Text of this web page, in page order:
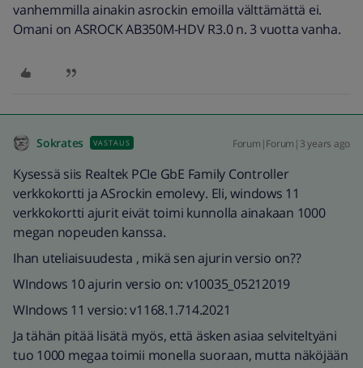
vanhemmilla ainakin asrockin emoilla välttämättä ei.
Omani on ASROCK AB350M-HDV R3.0 n. 3 vuotta vanha.
Sokrates VASTAUS Forum|Forum|3 years ago
Kysessä siis Realtek PCIe GbE Family Controller
verkkokortti ja ASrockin emolevy. Eli, windows 11
verkkokortti ajurit eivät toimi kunnolla ainakaan 1000
megan nopeuden kanssa.
Ihan uteliaisuudesta , mikä sen ajurin versio on??
WIndows 10 ajurin versio on: v10035_05212019
WIndows 11 versio: v1168.1.714.2021
Ja tähän pitää lisätä myös, että äsken asiaa selviteltyäni
tuo 1000 megaa toimii monella suoraan, mutta näköjään